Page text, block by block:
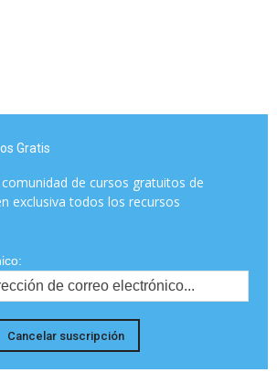
Gratis
de cursos gratuitos de
exclusiva todos los recursos